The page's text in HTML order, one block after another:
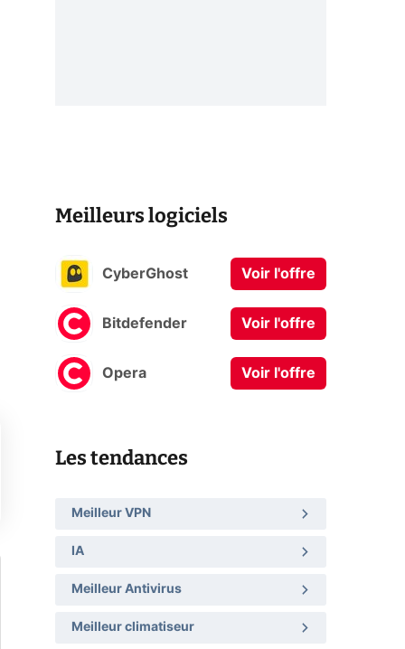
Meilleurs logiciels
CyberGhost Voir l'offre
Bitdefender Voir l'offre
Opera Voir l'offre
Les tendances
Meilleur VPN
IA
Meilleur Antivirus
Meilleur climatiseur